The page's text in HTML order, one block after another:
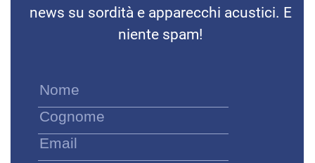
news su sordità e apparecchi acustici. E
niente spam!